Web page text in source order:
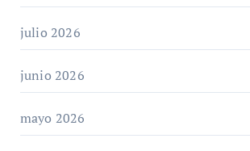
julio 2026
junio 2026
mayo 2026